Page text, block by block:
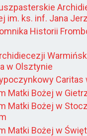
im. ks. inf. Jana
Historii
w Olsztynie
Caritas
Matki Bożej w
Matki Bożej w
Matki Bożej w